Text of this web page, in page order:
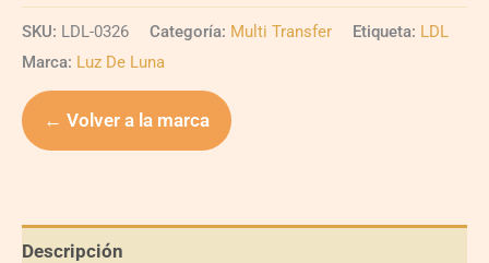
SKU: LDL-0326 Categoría: Multi Transfer Etiqueta: LDL
Marca: Luz De Luna
← Volver a la marca
Descripción